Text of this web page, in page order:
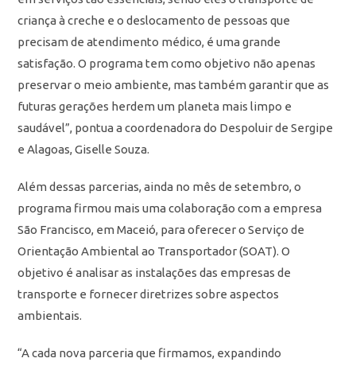
criança à creche e o deslocamento de pessoas que
precisam de atendimento médico, é uma grande
satisfação. O programa tem como objetivo não apenas
preservar o meio ambiente, mas também garantir que as
futuras gerações herdem um planeta mais limpo e
saudável”, pontua a coordenadora do Despoluir de Sergipe
e Alagoas, Giselle Souza.
Além dessas parcerias, ainda no mês de setembro, o
programa firmou mais uma colaboração com a empresa
São Francisco, em Maceió, para oferecer o Serviço de
Orientação Ambiental ao Transportador (SOAT). O
objetivo é analisar as instalações das empresas de
transporte e fornecer diretrizes sobre aspectos
ambientais.
“A cada nova parceria que firmamos, expandindo